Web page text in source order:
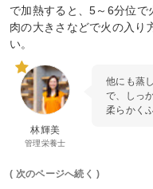
で加熱すると、5～6分位
肉の大きさなどで火の入り
い。
林輝美
管理栄養士
他にも蒸
で、しっ
柔らかく
( 次のページへ続く )